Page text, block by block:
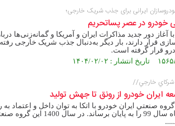
ایرانی برای جذب شریک خارجی؛
خودرو در عصر پساتحریم
با آغاز دور جدید مذاکرات ایران و آمریکا و گمانه‌‌زنی‌‌ها
قرار دارند، بار دیگر به‌‌دنبال جذب شریک خارجی
قرار گرفته است.
شركاي خارجي//
ايران خودرو از رونق تا جهش توليد